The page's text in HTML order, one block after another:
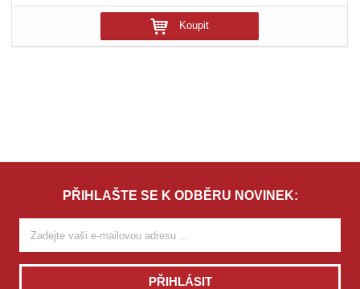
Koupit
PŘIHLAŠTE SE K ODBĚRU NOVINEK:
PŘIHLÁSIT